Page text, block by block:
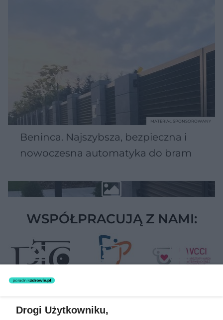
Beninca. Najszybsza, bezpieczna i
nowoczesna automatyka do bram
MATERIAŁ SPONSOROWANY
WSPÓŁPRACUJĄ Z NAMI:
Drogi Użytkowniku,